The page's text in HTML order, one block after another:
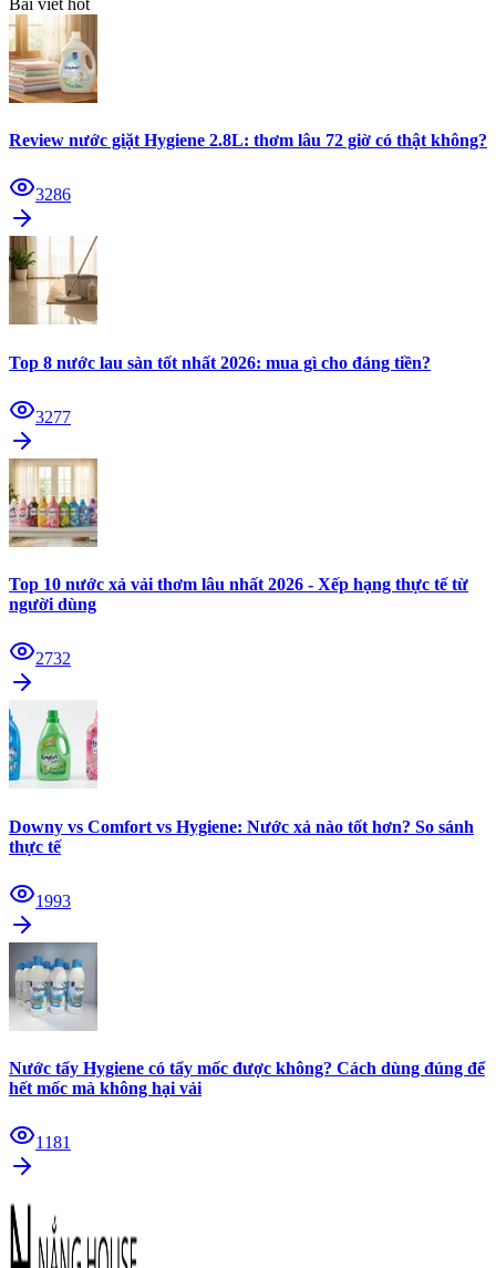
Review nước giặt Hygiene 2.8L: thơm lâu 72 giờ có thật không?
3286
Top 8 nước lau sàn tốt nhất 2026: mua gì cho đáng tiền?
3277
Top 10 nước xả vải thơm lâu nhất 2026 - Xếp hạng thực tế từ
người dùng
2732
Downy vs Comfort vs Hygiene: Nước xả nào tốt hơn? So sánh
thực tế
1993
Nước tẩy Hygiene có tẩy mốc được không? Cách dùng đúng để
hết mốc mà không hại vải
1181